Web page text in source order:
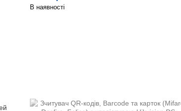
В наявності